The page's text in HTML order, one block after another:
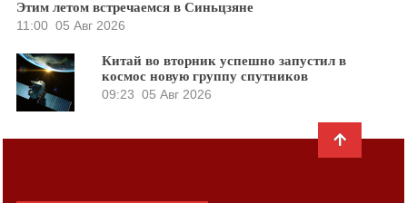
Этим летом встречаемся в Синьцзяне
11:00 05 Авг 2026
Китай во вторник успешно запустил в
космос новую группу спутников
09:23 05 Авг 2026